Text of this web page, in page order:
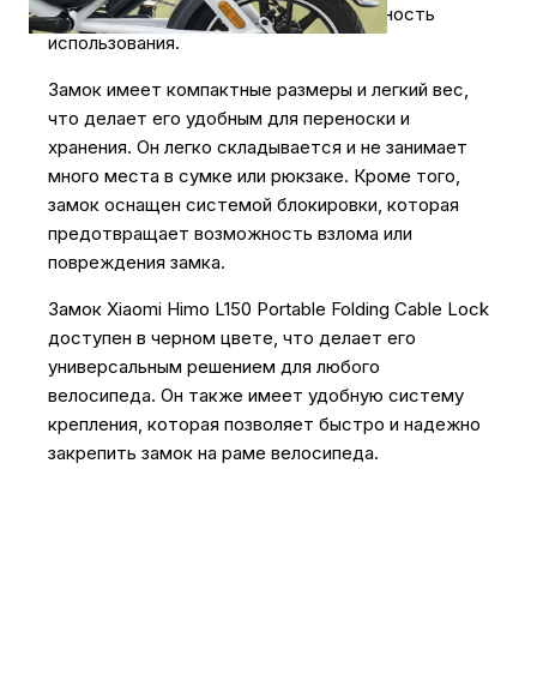
обеспечивает долговечность и надежность
использования.
Замок имеет компактные размеры и легкий вес,
что делает его удобным для переноски и
хранения. Он легко складывается и не занимает
много места в сумке или рюкзаке. Кроме того,
замок оснащен системой блокировки, которая
предотвращает возможность взлома или
повреждения замка.
Замок Xiaomi Himo L150 Portable Folding Cable Lock
доступен в черном цвете, что делает его
универсальным решением для любого
велосипеда. Он также имеет удобную систему
крепления, которая позволяет быстро и надежно
закрепить замок на раме велосипеда.